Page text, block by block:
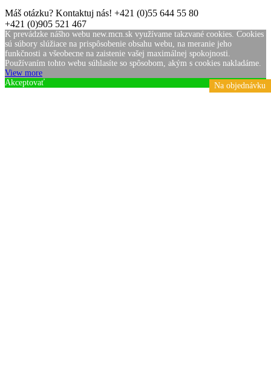
Na objednávku
Na objednávku
Máš otázku? Kontaktuj nás! +421 (0)55 644 55 80
+421 (0)905 521 467
K prevádzke nášho webu new.mcn.sk využívame takzvané cookies. Cookies
sú súbory slúžiace na prispôsobenie obsahu webu, na meranie jeho
funkčnosti a všeobecne na zaistenie vašej maximálnej spokojnosti.
Používaním tohto webu súhlasíte so spôsobom, akým s cookies nakladáme.
View more
Akceptovať